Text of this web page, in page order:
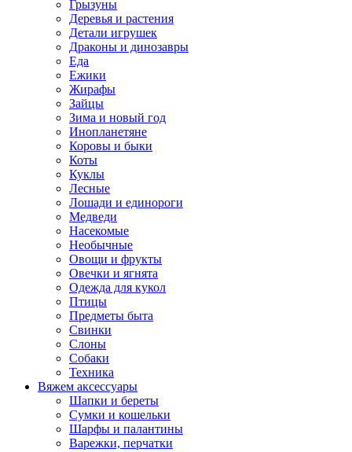
Грызуны
Деревья и растения
Детали игрушек
Драконы и динозавры
Еда
Ежики
Жирафы
Зайцы
Зима и новый год
Инопланетяне
Коровы и быки
Коты
Куклы
Лесные
Лошади и единороги
Медведи
Насекомые
Необычные
Овощи и фрукты
Овечки и ягнята
Одежда для кукол
Птицы
Предметы быта
Свинки
Слоны
Собаки
Техника
Вяжем аксессуары
Шапки и береты
Сумки и кошельки
Шарфы и палантины
Варежки, перчатки